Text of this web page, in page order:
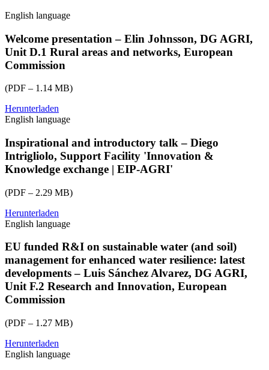
ws-
water-
and-
facilitator-
bios.pdf
English language
Welcome presentation – Elin Johnsson, DG AGRI,
Unit D.1 Rural areas and networks, European
Commission
(PDF – 1.14 MB)
Herunterladen
cap-
2024-
ws-
water-
ppt01-
Johnsson.pdf
English language
Inspirational and introductory talk – Diego
Intrigliolo, Support Facility 'Innovation &
Knowledge exchange | EIP-AGRI'
(PDF – 2.29 MB)
Herunterladen
cap-
2024-
ws-
water-
ppt02-
Diego-
S-
English language
EU funded R&I on sustainable water (and soil)
management for enhanced water resilience: latest
developments – Luis Sánchez Alvarez, DG AGRI,
Unit F.2 Research and Innovation, European
Commission
(PDF – 1.27 MB)
Herunterladen
cap-
English language